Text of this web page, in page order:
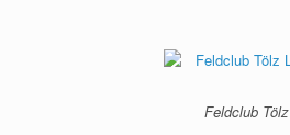
Feldclub Tölz